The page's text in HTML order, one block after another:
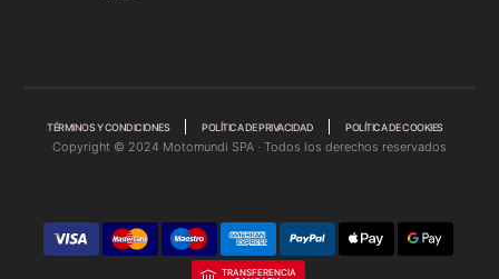
TÉRMINOS Y CONDICIONES POLÍTICA DE PRIVACIDAD POLÍTICA DE COOKIES
Copyright © 2024 Motomundi SPA · Todos los derechos reservados
TRANSFERENCIA